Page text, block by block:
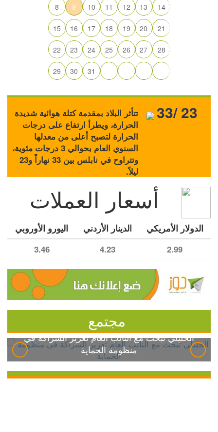
8 9 10 11 12 13 14
15 16 17 18 19 20 21
22 23 24 25 26 27 28
29 30 31
تتأثر البلاد بمقدمة كتلة هوائية شديدة
الحرارة، ويطرأ ارتفاع على درجات
الحرارة لتصبح أعلى من معدلها
السنوي العام بحوالي 3 درجات مئوية،
وتتراوح في نابلس بين 33 نهاراً و23
ليلاً.
33/ 23
أسعار العملات
الدولار الأمريكي الدينار الأردني اليورو الأوروبي
2.99
4.23
3.46
مجتمع
الخليلي تبحث مع النائب العام تعزيز الشراكة في
منظومة الحماية